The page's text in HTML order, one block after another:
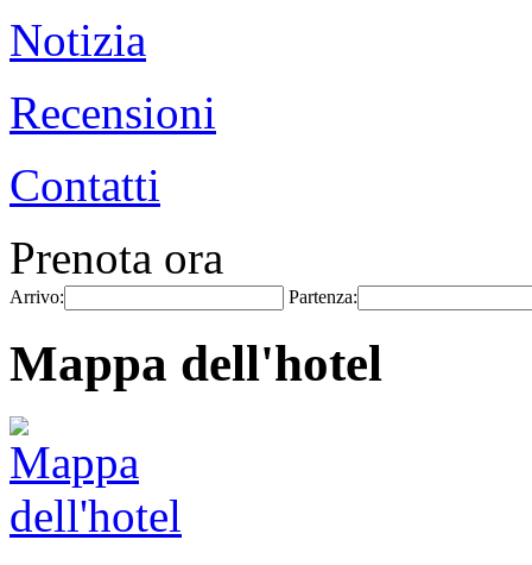
Notizia
Recensioni
Contatti
Prenota ora
Arrivo: Partenza:
Mappa dell'hotel